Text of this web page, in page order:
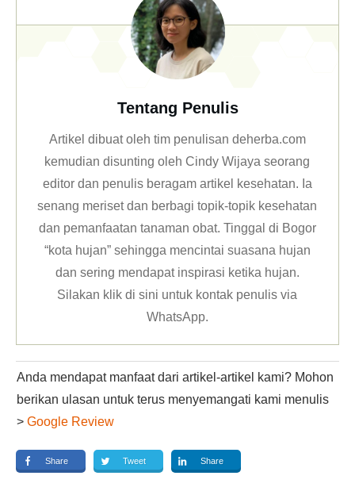
Tentang Penulis
Artikel dibuat oleh tim penulisan deherba.com
kemudian disunting oleh Cindy Wijaya seorang
editor dan penulis beragam artikel kesehatan. Ia
senang meriset dan berbagi topik-topik kesehatan
dan pemanfaatan tanaman obat. Tinggal di Bogor
“kota hujan” sehingga mencintai suasana hujan
dan sering mendapat inspirasi ketika hujan.
Silakan klikdi sini untuk kontak penulis via
WhatsApp.
Anda mendapat manfaat dari artikel-artikel kami? Mohon
berikan ulasan untuk terus menyemangati kami menulis
> Google Review
Share Tweet Share